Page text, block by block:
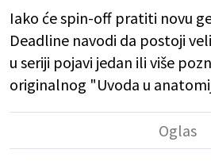
Iako će spin-off pratiti novu
Deadline navodi da postoji
u seriji pojavi jedan ili više
originalnog "Uvoda u